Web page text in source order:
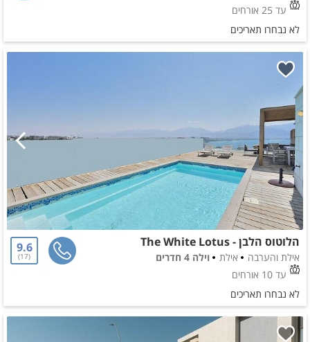
עד 25 אורחים
לא נבחרו תאריכים
הלוטוס הלבן - The White Lotus
אילת והערבה אילת
וילה 4 חדרים
עד 10 אורחים
9.6
17
לא נבחרו תאריכים